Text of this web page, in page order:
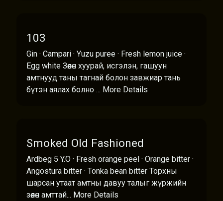
103
Gin · Campari · Yuzu puree · Fresh lemon juice ·
Egg white Зөөлөн хуурай, исгэлэн, гашуун
амтнууд таны тагнай болон завжиар тань
бүтэн аялах болно ... More Details
Smoked Old Fashioned
Ardbeg 5 Y.O · Fresh orange peel · Orange bitter ·
Angostura bitter · Tonka bean bitter Торхны
шарсан утаат амтны давуу талыг жүржийн
зөөлөн амттай... More Details